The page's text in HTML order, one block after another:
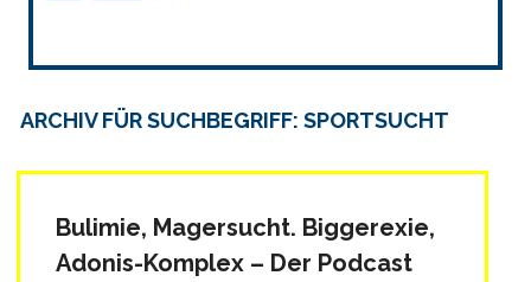
ARCHIV FÜR SUCHBEGRIFF: SPORTSUCHT
Bulimie, Magersucht. Biggerexie,
Adonis-Komplex – Der Podcast